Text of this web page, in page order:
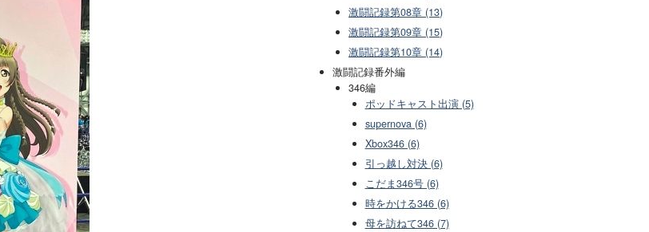
激闘記録第08章 (13)
激闘記録第09章 (15)
激闘記録第10章 (14)
激闘記録番外編
346編
ポッドキャスト出演 (5)
supernova (6)
Xbox346 (6)
引っ越し対決 (6)
こだま346号 (6)
時をかける346 (6)
母を訪ねて346 (7)